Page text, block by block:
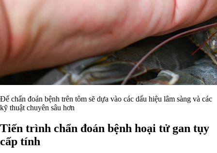
Để chẩn đoán bệnh trên tôm sẽ dựa vào các dấu hiệu lâm sàng và các
kỹ thuật chuyên sâu hơn
Tiến trình chẩn đoán bệnh hoại tử gan tụy
cấp tính